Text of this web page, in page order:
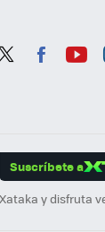
Suscríbete a
y disfruta